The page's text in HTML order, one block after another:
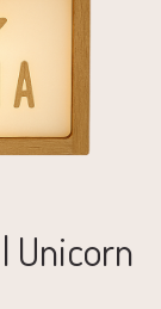
Unicorn